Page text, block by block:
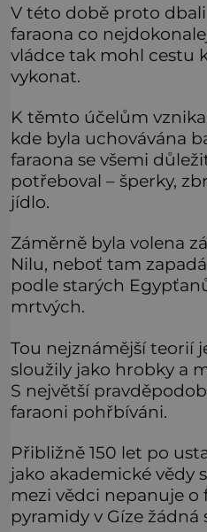
V této době proto
faraona co
vládce tak mohl cestu
vykonat.
K těmto účelům
kde byla uchovávána
faraona se všemi
potřeboval – šperky,
jídlo.
Záměrně byla volena
Nilu, neboť tam
podle starých
mrtvých.
Tou nejznámější teorií
sloužily jako hrobky a
S největší
faraoni pohřbíváni.
Přibližně 150 let po
jako akademické vědy
mezi vědci nepanuje
pyramidy v Gíze žádná